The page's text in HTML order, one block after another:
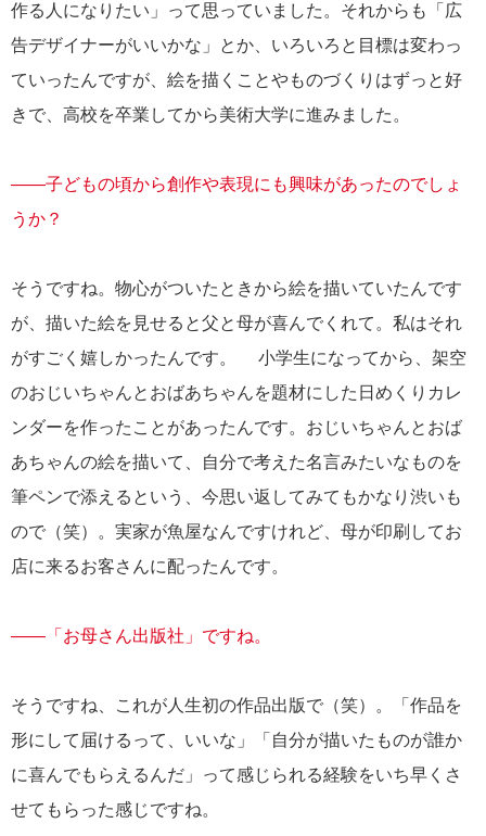
作る人になりたい」って思っていました。それからも「広
告デザイナーがいいかな」とか、いろいろと目標は変わっ
ていったんですが、絵を描くことやものづくりはずっと好
きで、高校を卒業してから美術大学に進みました。
――子どもの頃から創作や表現にも興味があったのでしょ
うか？
そうですね。物心がついたときから絵を描いていたんです
が、描いた絵を見せると父と母が喜んでくれて。私はそれ
がすごく嬉しかったんです。 小学生になってから、架空
のおじいちゃんとおばあちゃんを題材にした日めくりカレ
ンダーを作ったことがあったんです。おじいちゃんとおば
あちゃんの絵を描いて、自分で考えた名言みたいなものを
筆ペンで添えるという、今思い返してみてもかなり渋いも
ので（笑）。実家が魚屋なんですけれど、母が印刷してお
店に来るお客さんに配ったんです。
――「お母さん出版社」ですね。
そうですね、これが人生初の作品出版で（笑）。「作品を
形にして届けるって、いいな」「自分が描いたものが誰か
に喜んでもらえるんだ」って感じられる経験をいち早くさ
せてもらった感じですね。